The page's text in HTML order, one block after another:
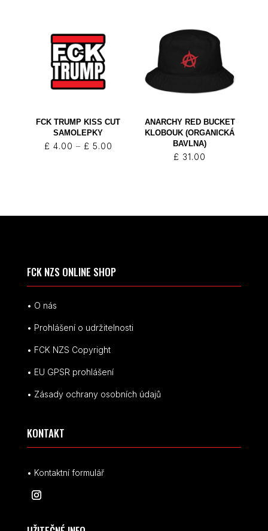
FCK TRUMP KISS CUT
SAMOLEPKY
£ 4.00 – £ 5.00
ANARCHY RED BUCKET
KLOBOUK (ORGANICKÁ
BAVLNA)
£ 31.00
FCK NZS ONLINE SHOP
• O nás
• Prohlášení o udržitelnosti
• FCK NZS Copyright
• EU GPSR prohlášení
• Zásady ochrany osobních údajů
KONTAKT
• Kontaktní formulář